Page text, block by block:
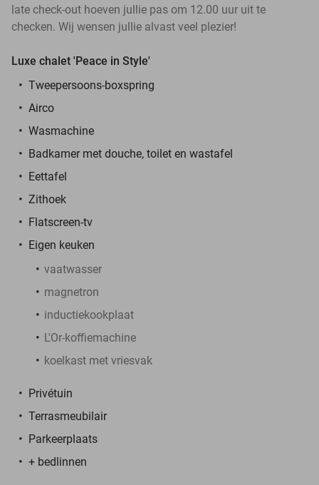
late check-out hoeven jullie pas om 12.00 uur uit te
checken. Wij wensen jullie alvast veel plezier!
Luxe chalet 'Peace in Style'
Tweepersoons-boxspring
Airco
Wasmachine
Badkamer met douche, toilet en wastafel
Eettafel
Zithoek
Flatscreen-tv
Eigen keuken
vaatwasser
magnetron
inductiekookplaat
L'Or-koffiemachine
koelkast met vriesvak
Privétuin
Terrasmeubilair
Parkeerplaats
+ bedlinnen